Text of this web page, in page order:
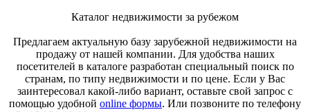
Каталог недвижимости за рубежом
Предлагаем актуальную базу зарубежной недвижимости на
продажу от нашей компании. Для удобства наших
посетителей в каталоге разработан специальный поиск по
странам, по типу недвижимости и по цене. Если у Вас
заинтересовал какой-либо вариант, оставьте свой запрос с
помощью удобной online формы. Или позвоните по телефону